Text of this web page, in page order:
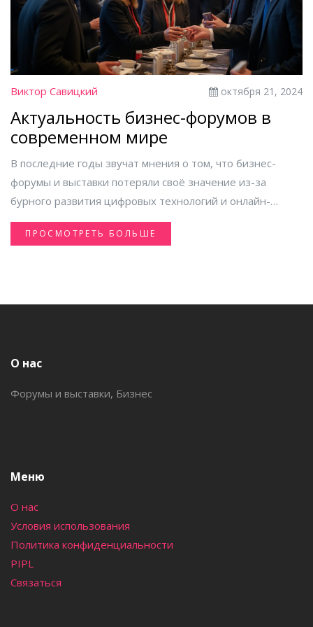
круга.
Виктор Савицкий октября 21, 2024
Актуальность бизнес-форумов в
современном мире
В последние годы звучат мнения о том, что бизнес-
форумы и выставки потеряли своё значение из-за
бурного развития цифровых технологий и онлайн-
коммуникаций. Однако, учитывая уникальные
достоинства живого общения и обмена опытом, такие
ПРОСМОТРЕТЬ БОЛЬШЕ
О нас
Форумы и выставки, Бизнес
Меню
О нас
Условия использования
Политика конфиденциальности
PIPL
Связаться